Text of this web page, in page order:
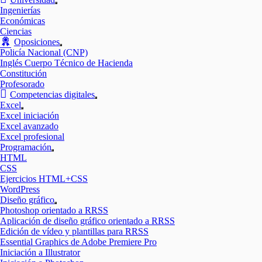
Mostrar
Ingenierías
Económicas
Ciencias
Oposiciones
Mostrar
el
submenú
Policía Nacional (CNP)
Inglés Cuerpo Técnico de Hacienda
Constitución
Profesorado
Competencias digitales
Mostrar
Excel
Mostrar
el
submenú
Excel iniciación
Excel avanzado
Excel profesional
Programación
Mostrar
HTML
CSS
Ejercicios HTML+CSS
WordPress
Diseño gráfico
Mostrar
el
submenú
Photoshop orientado a RRSS
Aplicación de diseño gráfico orientado a RRSS
Edición de vídeo y plantillas para RRSS
Essential Graphics de Adobe Premiere Pro
Iniciación a Illustrator